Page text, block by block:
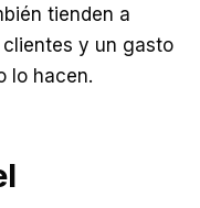
tienden a
y un gasto
lo hacen.